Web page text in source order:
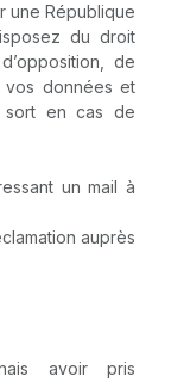
une République
du droit
de
vos données et
sort en cas de
un mail à
auprès
avoir pris